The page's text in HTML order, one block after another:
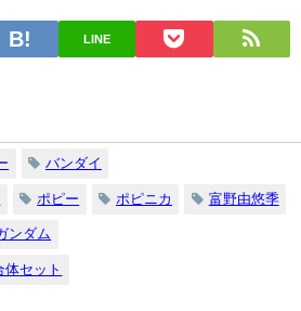
LINE
バンダイ
ポピー ポピニカ 富野由悠季
ンダム
セット